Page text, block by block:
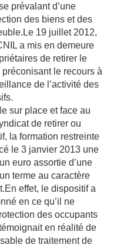
prévalant d’une
des biens et des
19 juillet 2012,
a mis en demeure
de retirer le
le recours à
de l’activité des
sur place et face au
de retirer ou
la formation restreinte
le 3 janvier 2013 une
euro assortie d’une
terme au caractère
effet, le dispositif a
en ce qu’il ne
des occupants
en réalité de
de traitement de